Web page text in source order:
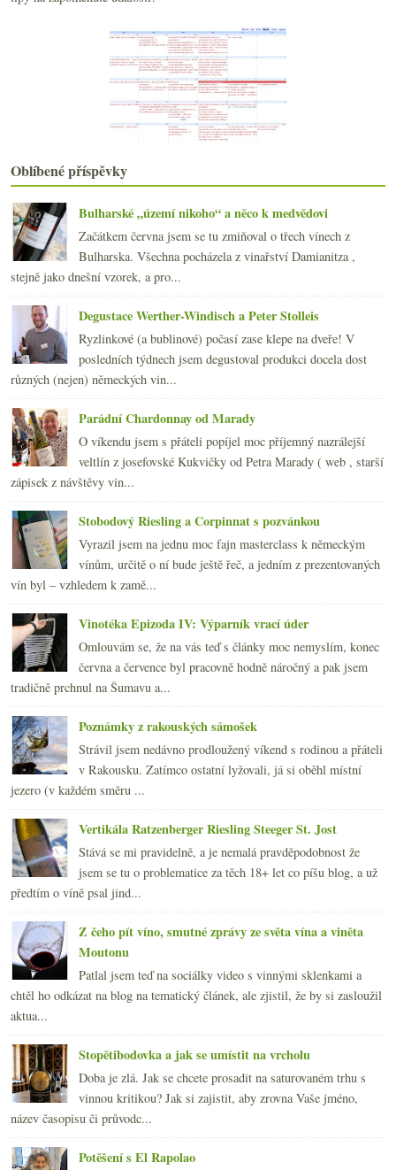
Pětice modrých portugalů do stovky…
Třikrát fajn víno v lese vypité
Plán na příštích čtrnáct dní…
V neobyčejné hospodě u Hestona Blumenthala
►února(20)
►2010(249)
►2009(249)
►2008(270)
►2007(108)
Oblíbené příspěvky
Bulharské „území nikoho“ a něco k medvědovi
Začátkem června jsem se tu zmiňoval o třech vínech z
Bulharska. Všechna pocházela z vinařství Damianitza ,
stejně jako dnešní vzorek, a pro...
Degustace Werther-Windisch a Peter Stolleis
Ryzlinkové (a bublinové) počasí zase klepe na dveře! V
posledních týdnech jsem degustoval produkci docela dost
různých (nejen) německých vin...
Parádní Chardonnay od Marady
O víkendu jsem s přáteli popíjel moc příjemný nazrálejší
veltlín z josefovské Kukvičky od Petra Marady ( web , starší
zápisek z návštěvy vin...
Stobodový Riesling a Corpinnat s pozvánkou
Vyrazil jsem na jednu moc fajn masterclass k německým
vínům, určitě o ní bude ještě řeč, a jedním z prezentovaných
vín byl – vzhledem k zamě...
Vinotéka Epizoda IV: Výparník vrací úder
Omlouvám se, že na vás teď s články moc nemyslím, konec
června a července byl pracovně hodně náročný a pak jsem
tradičně prchnul na Šumavu a...
Poznámky z rakouských sámošek
Strávil jsem nedávno prodloužený víkend s rodinou a přáteli
v Rakousku. Zatímco ostatní lyžovali, já si oběhl místní
jezero (v každém směru ...
Vertikála Ratzenberger Riesling Steeger St. Jost
Stává se mi pravidelně, a je nemalá pravděpodobnost že
jsem se tu o problematice za těch 18+ let co píšu blog, a už
předtím o víně psal jind...
Z čeho pít víno, smutné zprávy ze světa vína a viněta
Moutonu
Patlal jsem teď na sociálky video s vinnými sklenkami a
chtěl ho odkázat na blog na tematický článek, ale zjistil, že by si zasloužil
aktua...
Stopětibodovka a jak se umístit na vrcholu
Doba je zlá. Jak se chcete prosadit na saturovaném trhu s
vinnou kritikou? Jak si zajistit, aby zrovna Vaše jméno,
název časopisu či průvodc...
Potěšení s El Rapolao